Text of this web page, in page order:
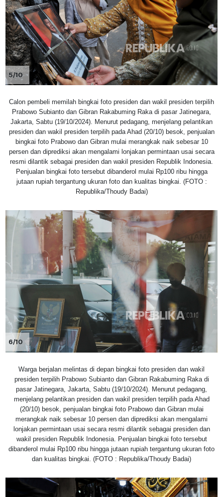
5/10
Calon pembeli memilah bingkai foto presiden dan wakil presiden terpilih
Prabowo Subianto dan Gibran Rakabuming Raka di pasar Jatinegara,
Jakarta, Sabtu (19/10/2024). Menurut pedagang, menjelang pelantikan
presiden dan wakil presiden terpilih pada Ahad (20/10) besok, penjualan
bingkai foto Prabowo dan Gibran mulai merangkak naik sebesar 10
persen dan diprediksi akan mengalami lonjakan permintaan usai secara
resmi dilantik sebagai presiden dan wakil presiden Republik Indonesia.
Penjualan bingkai foto tersebut dibanderol mulai Rp100 ribu hingga
jutaan rupiah tergantung ukuran foto dan kualitas bingkai. (FOTO :
Republika/Thoudy Badai)
6/10
Warga berjalan melintas di depan bingkai foto presiden dan wakil
presiden terpilih Prabowo Subianto dan Gibran Rakabuming Raka di
pasar Jatinegara, Jakarta, Sabtu (19/10/2024). Menurut pedagang,
menjelang pelantikan presiden dan wakil presiden terpilih pada Ahad
(20/10) besok, penjualan bingkai foto Prabowo dan Gibran mulai
merangkak naik sebesar 10 persen dan diprediksi akan mengalami
lonjakan permintaan usai secara resmi dilantik sebagai presiden dan
wakil presiden Republik Indonesia. Penjualan bingkai foto tersebut
dibanderol mulai Rp100 ribu hingga jutaan rupiah tergantung ukuran foto
dan kualitas bingkai. (FOTO : Republika/Thoudy Badai)